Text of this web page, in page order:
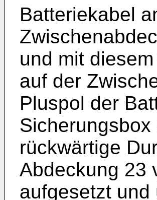
Batteriekabel
und mit
auf der
Pluspol der
rückwärtige
Abdeckung 23
aufgesetzt und